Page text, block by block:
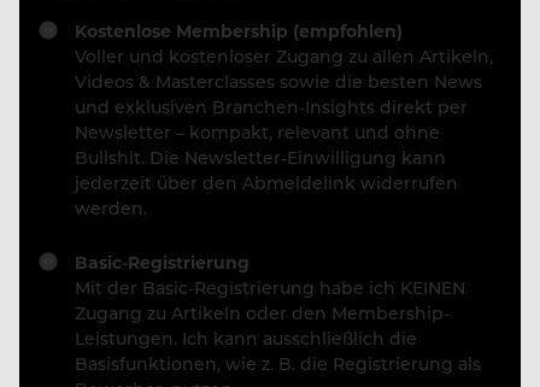
Kostenlose Membership (empfohlen)
Voller und kostenloser Zugang zu allen Artikeln,
Videos & Masterclasses sowie die besten News
und exklusiven Branchen-Insights direkt per
Newsletter – kompakt, relevant und ohne
Bullshit. Die Newsletter-Einwilligung kann
jederzeit über den Abmeldelink widerrufen
werden.
Basic-Registrierung
Mit der Basic-Registrierung habe ich KEINEN
Zugang zu Artikeln oder den Membership-
Leistungen. Ich kann ausschließlich die
Basisfunktionen, wie z. B. die Registrierung als